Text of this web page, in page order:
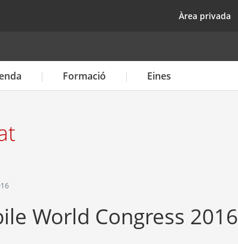
top
Àrea privada
Formació Eines
World Congress 2016